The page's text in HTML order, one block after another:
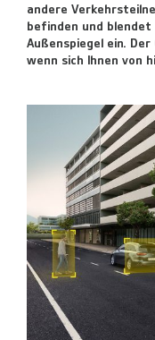
andere
befinden und blendet
Außenspiegel ein.
wenn sich Ihnen von